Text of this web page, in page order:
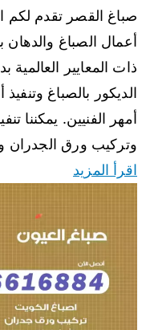
صباغ القصر تقدم لكم
أعمال الصباغ
ذات المعايير العالمية
الديكور بالصباغ
أمهر الفنيين. يمكننا
وتركيب ورق الجدران
اقرأ المزيد